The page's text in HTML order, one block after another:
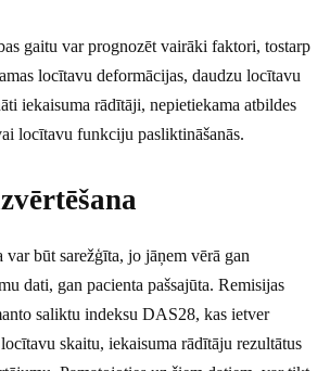
gaitu var prognozēt vairāki faktori, tostarp
locītavu deformācijas, daudzu locītavu
iekaisuma rādītāji, nepietiekama atbildes
locītavu funkciju pasliktināšanās.
var būt sarežģīta, jo jāņem vērā gan
dati, gan pacienta pašsajūta. Remisijas
saliktu indeksu DAS28, kas ietver
skaitu, iekaisuma rādītāju rezultātus